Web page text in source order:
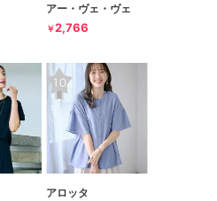
アー・ヴェ・ヴェ
￥2,766
アロッタ